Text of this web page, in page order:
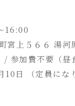
16:00
宮上５６６ 湯河
参加費不要（昼
⽇ （定員にな